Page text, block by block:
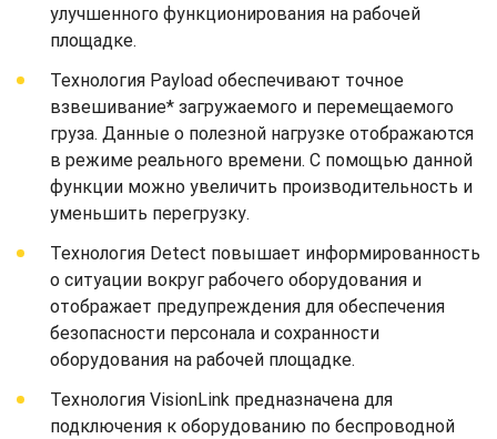
улучшенного функционирования на рабочей
площадке.
Технология Payload обеспечивают точное
взвешивание* загружаемого и перемещаемого
груза. Данные о полезной нагрузке отображаются
в режиме реального времени. С помощью данной
функции можно увеличить производительность и
уменьшить перегрузку.
Технология Detect повышает информированность
о ситуации вокруг рабочего оборудования и
отображает предупреждения для обеспечения
безопасности персонала и сохранности
оборудования на рабочей площадке.
Технология VisionLink предназначена для
подключения к оборудованию по беспроводной